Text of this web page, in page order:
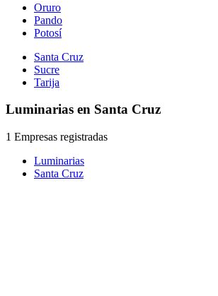
Oruro
Pando
Potosí
Santa Cruz
Sucre
Tarija
Luminarias en Santa Cruz
1 Empresas registradas
Luminarias
Santa Cruz